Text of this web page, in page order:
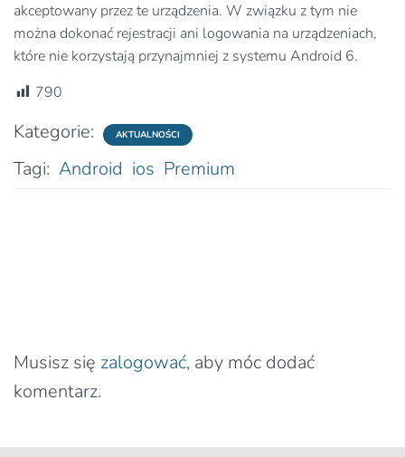
akceptowany przez te urządzenia. W związku z tym nie
można dokonać rejestracji ani logowania na urządzeniach,
które nie korzystają przynajmniej z systemu Android 6.
790
Kategorie: AKTUALNOŚCI
Tagi: Android ios Premium
Musisz się zalogować, aby móc dodać
komentarz.